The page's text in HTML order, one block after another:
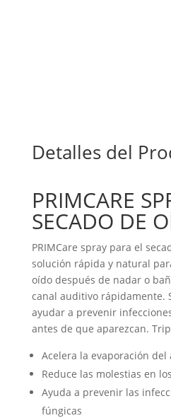
Detalles del
PRIMCARE
SECADO DE
PRIMCare spray para el
solución rápida y natural
oído después de nadar o
canal auditivo rápidamente.
ayudar a prevenir
antes de que aparezcan.
Acelera la evaporación del
Reduce las molestias en
Ayuda a prevenir las
fúngicas